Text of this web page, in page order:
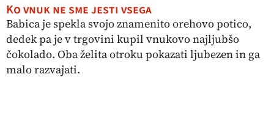
Ko vnuk ne sme jesti vsega
Babica je spekla svojo znamenito orehovo potico,
dedek pa je v trgovini kupil vnukovo najljubšo
čokolado. Oba želita otroku pokazati ljubezen in ga
malo razvajati.